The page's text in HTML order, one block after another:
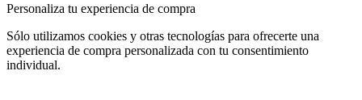
Personaliza tu experiencia de compra
Sólo utilizamos cookies y otras tecnologías para ofrecerte una
experiencia de compra personalizada con tu consentimiento
individual.